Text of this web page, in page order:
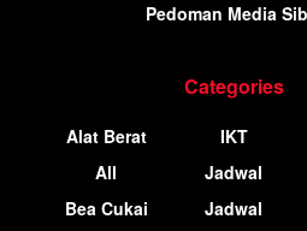
Pedoman Media
Categories
Alat Berat
All
Bea Cukai
IKT
Jadwal
Jadwal